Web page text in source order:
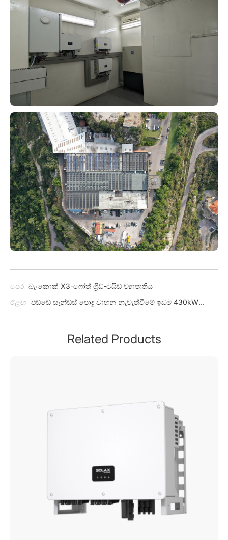
පෙර බැංකොක් X3-ෆෝත් ග්‍රිඩ්-ටයිඩ් ව්‍යාපෘතිය
ඊළඟ එඩ්ඩේ සෑන්ඩ්ස් පොදු වාහන නැවැත්වීමේ ඉඩම 430kW
Related Products